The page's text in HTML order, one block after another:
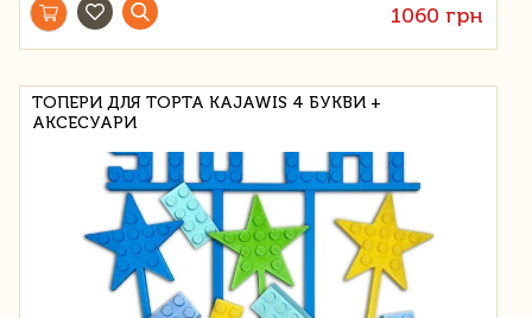
1060 грн
ТОПЕРИ ДЛЯ ТОРТА KAJAWIS 4 БУКВИ +
АКСЕСУАРИ